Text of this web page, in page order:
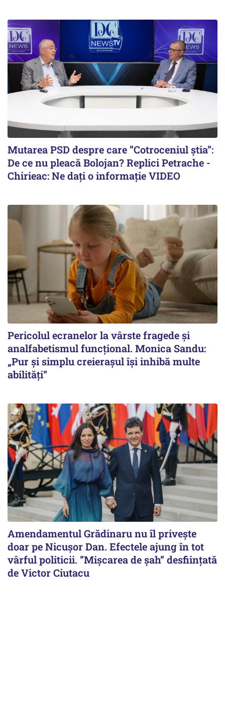
Mutarea PSD despre care ”Cotroceniul știa”:
De ce nu pleacă Bolojan? Replici Petrache -
Chirieac: Ne dați o informație VIDEO
Pericolul ecranelor la vârste fragede și
analfabetismul funcțional. Monica Sandu:
„Pur și simplu creierașul își inhibă multe
abilități”
Amendamentul Grădinaru nu îl privește
doar pe Nicușor Dan. Efectele ajung în tot
vârful politicii. ”Mișcarea de șah” desființată
de Victor Ciutacu